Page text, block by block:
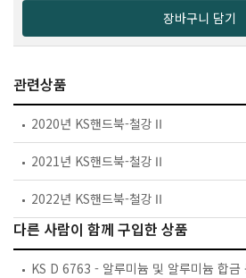
장바구니 담기
관련상품
2020년 KS핸드북-철강Ⅱ
2021년 KS핸드북-철강Ⅱ
2022년 KS핸드북-철강Ⅱ
다른 사람이 함께 구입한 상품
KS D 6763 - 알루미늄 및 알루미늄 합금